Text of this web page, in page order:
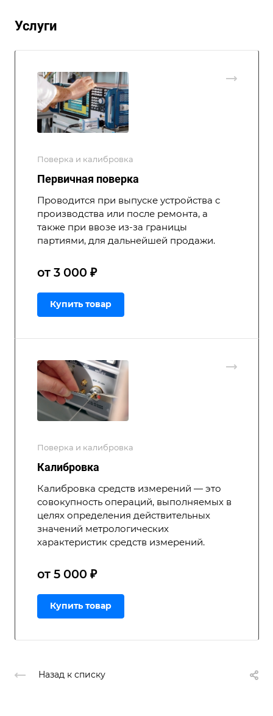
Услуги
Поверка и калибровка
Первичная поверка
Проводится при выпуске устройства с
производства или после ремонта, а
также при ввозе из-за границы
партиями, для дальнейшей продажи.
от 3 000 ₽
Купить товар
Поверка и калибровка
Калибровка
Калибровка средств измерений — это
совокупность операций, выполняемых в
целях определения действительных
значений метрологических
характеристик средств измерений.
от 5 000 ₽
Купить товар
Назад к списку